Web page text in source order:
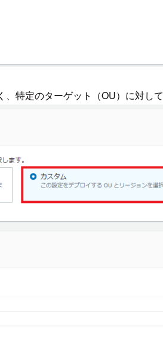
特定のターゲット（OU）に対し